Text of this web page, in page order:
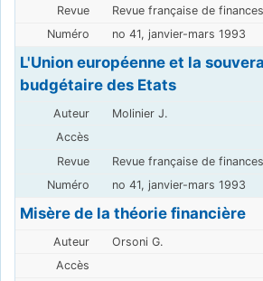
Revue française de
no 41, janvier-mars 1993
L'Union européenne et la
budgétaire des Etats
Molinier J.
Revue française de
no 41, janvier-mars 1993
Misère de la théorie financière
Orsoni G.